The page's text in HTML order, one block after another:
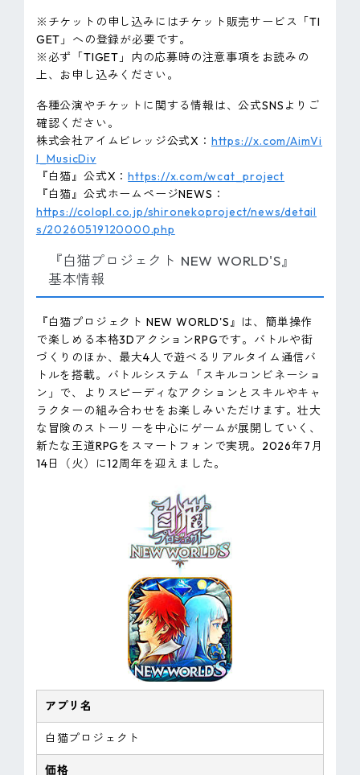
※チケットの申し込みにはチケット販売サービス「TI
GET」への登録が必要です。
※必ず「TIGET」内の応募時の注意事項をお読みの
上、お申し込みください。
各種公演やチケットに関する情報は、公式SNSよりご
確認ください。
株式会社アイムビレッジ公式X： https://x.com/AimVi
l_MusicDiv
『白猫』公式X：https://x.com/wcat_project
『白猫』公式ホームページNEWS：
https://colopl.co.jp/shironekoproject/news/detail
s/20260519120000.php
『白猫プロジェクト NEW WORLD'S』
基本情報
『白猫プロジェクト NEW WORLD'S』は、簡単操作
で楽しめる本格3DアクションRPGです。バトルや街
づくりのほか、最大4人で遊べるリアルタイム通信バ
トルを搭載。バトルシステム「スキルコンビネーショ
ン」で、よりスピーディなアクションとスキルやキャ
ラクターの組み合わせをお楽しみいただけます。壮大
な冒険のストーリーを中心にゲームが展開していく、
新たな王道RPGをスマートフォンで実現。2026年7月
14日（火）に12周年を迎えました。
アプリ名
白猫プロジェクト
価格